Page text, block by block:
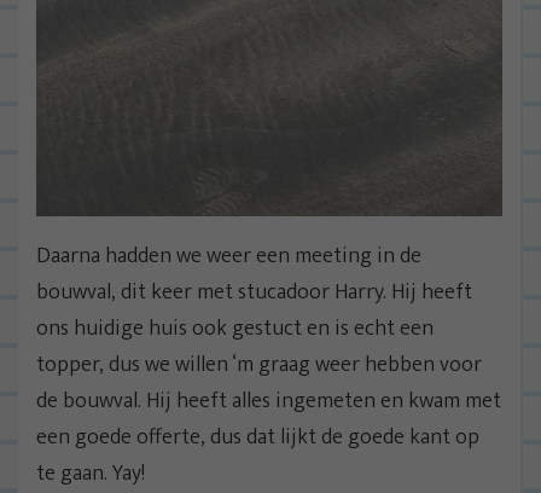
Daarna hadden we weer een meeting in de
bouwval, dit keer met stucadoor Harry. Hij heeft
ons huidige huis ook gestuct en is echt een
topper, dus we willen ‘m graag weer hebben voor
de bouwval. Hij heeft alles ingemeten en kwam met
een goede offerte, dus dat lijkt de goede kant op
te gaan. Yay!